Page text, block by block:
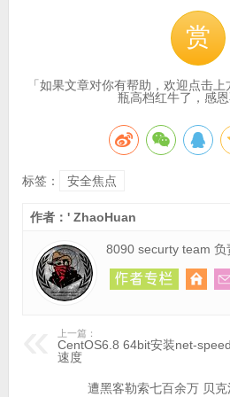
赏
「如果文章对你有帮助，欢迎点击
瓶高档红牛了，感恩
标签： 安全焦点
作者：' ZhaoHuan
8090 securty team 负
上一篇：
CentOS6.8 64bit安装net-
速度
遭黑客勒索七百余万 贝